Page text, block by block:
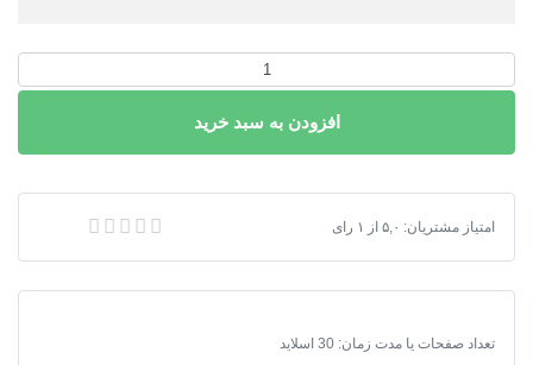
تناسبات
در
عدد
افزودن به سبد خرید
پاورپوینت تناسبات بصری در محیط پاسخده
امتیاز مشتریان: ۵,۰ از ۱ رای
تعداد صفحات یا مدت زمان: 30 اسلاید